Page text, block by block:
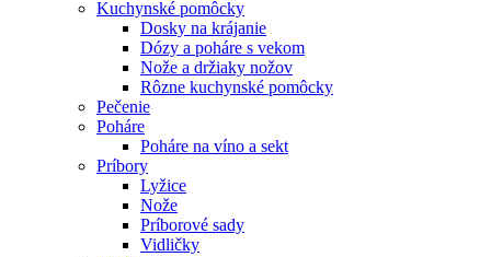
Kuchynské pomôcky
Dosky na krájanie
Dózy a poháre s vekom
Nože a držiaky nožov
Rôzne kuchynské pomôcky
Pečenie
Poháre
Poháre na víno a sekt
Príbory
Lyžice
Nože
Príborové sady
Vidličky